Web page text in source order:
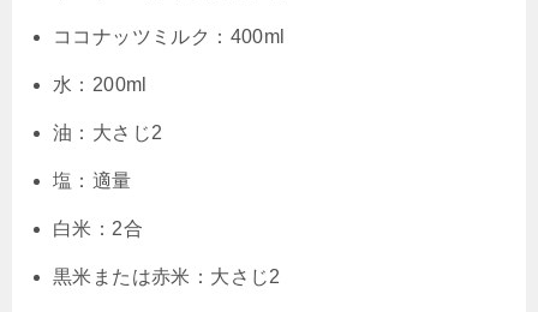
ココナッツミルク：400ml
水：200ml
油：大さじ2
塩：適量
白米：2合
黒米または赤米：大さじ2